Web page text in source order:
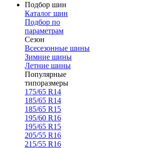
Подбор шин
Каталог шин
Подбор по
параметрам
Сезон
Всесезонные шины
Зимние шины
Летние шины
Популярные
типоразмеры
175/65 R14
185/65 R14
185/65 R15
195/60 R16
195/65 R15
205/55 R16
215/55 R16